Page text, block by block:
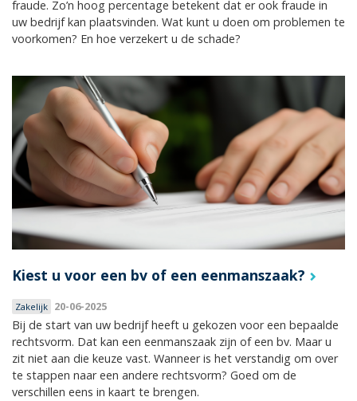
fraude. Zo’n hoog percentage betekent dat er ook fraude in
uw bedrijf kan plaatsvinden. Wat kunt u doen om problemen te
voorkomen? En hoe verzekert u de schade?
Kiest u voor een bv of een eenmanszaak?
Zakelijk 20-06-2025
Bij de start van uw bedrijf heeft u gekozen voor een bepaalde
rechtsvorm. Dat kan een eenmanszaak zijn of een bv. Maar u
zit niet aan die keuze vast. Wanneer is het verstandig om over
te stappen naar een andere rechtsvorm? Goed om de
verschillen eens in kaart te brengen.